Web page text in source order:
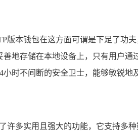
版本钱包在这方面可谓是下足了功
地存储在本地设备上，只有用户
时不间断的安全卫士，能够敏锐
许多实用且强大的功能，它支持多